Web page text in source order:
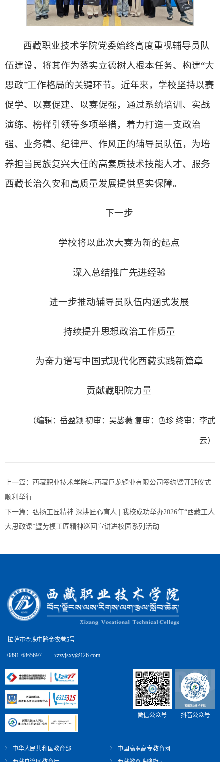
西藏职业技术学院党委始终高度重视辅导员队
伍建设，将其作为落实立德树人根本任务、构建“大
思政”工作格局的关键环节。近年来，学校坚持以赛
促学、以赛促建、以赛促强，通过系统培训、实战
演练、榜样引领等多项举措，着力打造一支政治
强、业务精、纪律严、作风正的辅导员队伍，为培
养担当民族复兴大任的高素质技术技能人才、服务
西藏长治久安和高质量发展提供坚实保障。
下一步
学校将以此次大赛为新的起点
深入总结推广先进经验
进一步推动辅导员队伍内涵式发展
持续提升思想政治工作质量
为奋力谱写中国式现代化西藏实践新篇章
贡献藏职院力量
（编辑：岳盈颖 初审：吴毖薇 复审：色珍 终审：李武
云）
上一篇： 西藏职业技术学院与西藏巨龙铜业有限公司签约暨开班仪式
顺利举行
下一篇： 弘扬工匠精神 深耕匠心育人 | 我校成功举办2026年“西藏工人
大思政课”暨劳模工匠精神巡回宣讲进校园系列活动
拉萨市金珠中路金农巷5号
0891-6865697 xzzyjsxy@126.com
微信公众号 抖音公众号
中华人民共和国教育部
中国高职高专教育网